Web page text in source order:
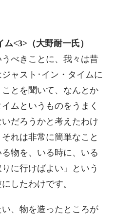
<3>（大野耐一氏）
べきことに、我々は昔
ャスト･イン・タイムに
とを聞いて、なんとか
ムというものをうまく
だろうかと考えたわけ
れは非常に簡単なこと
物を、いる時に、いる
に行けばよい」という
したわけです。
、物を造ったところが